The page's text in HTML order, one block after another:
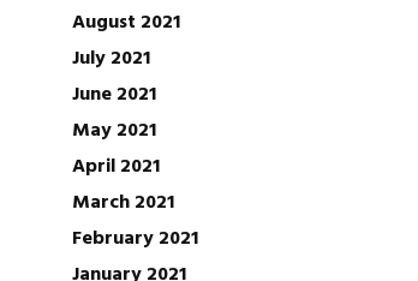
August 2021
July 2021
June 2021
May 2021
April 2021
March 2021
February 2021
January 2021